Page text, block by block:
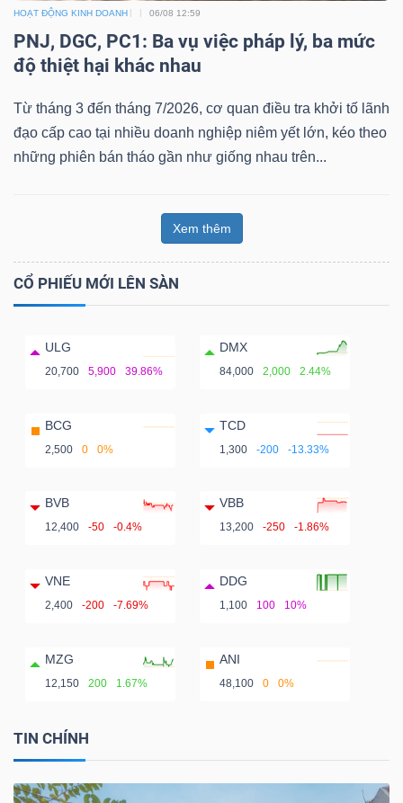
HOẠT ĐỘNG KINH DOANH 06/08 12:59
PNJ, DGC, PC1: Ba vụ việc pháp lý, ba mức
độ thiệt hại khác nhau
Từ tháng 3 đến tháng 7/2026, cơ quan điều tra khởi tố lãnh
đạo cấp cao tại nhiều doanh nghiệp niêm yết lớn, kéo theo
những phiên bán tháo gần như giống nhau trên...
Xem thêm
CỔ PHIẾU MỚI LÊN SÀN
ULG
20,700 5,900 39.86%
DMX
84,000 2,000 2.44%
BCG
2,500 0 0%
TCD
1,300 -200 -13.33%
BVB
12,400 -50 -0.4%
VBB
13,200 -250 -1.86%
VNE
2,400 -200 -7.69%
DDG
1,100 100 10%
MZG
12,150 200 1.67%
ANI
48,100 0 0%
TIN CHÍNH